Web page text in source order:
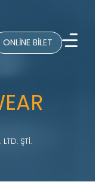
ONLİNE BİLET
ŞTİ.